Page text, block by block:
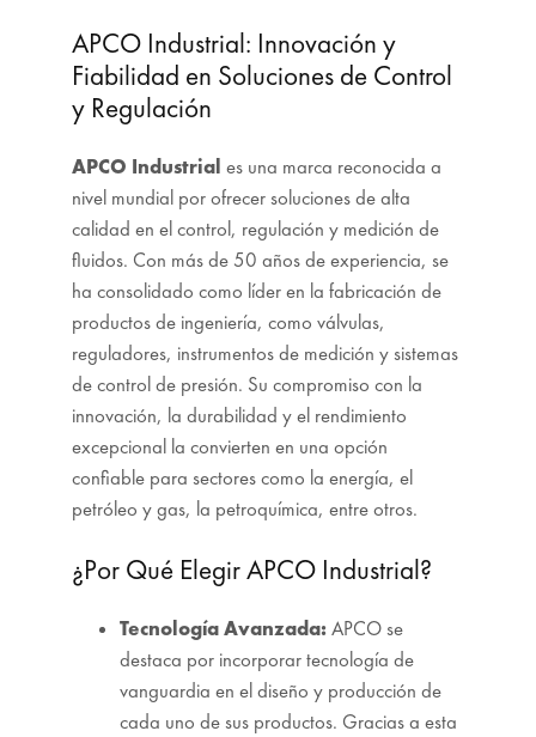
APCO Industrial: Innovación y
Fiabilidad en Soluciones de Control
y Regulación
APCO Industrial es una marca reconocida a
nivel mundial por ofrecer soluciones de alta
calidad en el control, regulación y medición de
fluidos. Con más de 50 años de experiencia, se
ha consolidado como líder en la fabricación de
productos de ingeniería, como válvulas,
reguladores, instrumentos de medición y sistemas
de control de presión. Su compromiso con la
innovación, la durabilidad y el rendimiento
excepcional la convierten en una opción
confiable para sectores como la energía, el
petróleo y gas, la petroquímica, entre otros.
¿Por Qué Elegir APCO Industrial?
Tecnología Avanzada:APCO se
destaca por incorporar tecnología de
vanguardia en el diseño y producción de
cada uno de sus productos. Gracias a esta